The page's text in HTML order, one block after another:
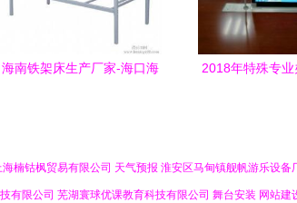
海南铁架床生产厂家-海口海
2018年特殊专
海楠钴枫贸易有限公司 天气预报 淮安区马甸镇舰帆游乐设备
有限公司 芜湖寰球优课教育科技有限公司 舞台安装 网站建